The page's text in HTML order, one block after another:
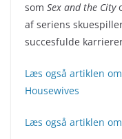
som Sex and the City
af seriens
succesfulde
Læs også artiklen
Housewives
Læs også artiklen